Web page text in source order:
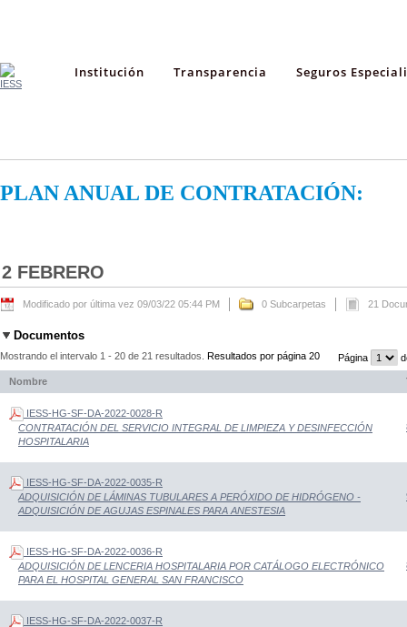
Institución Transparencia Seguros
PLAN ANUAL DE CONTRATACIÓN:
2 FEBRERO
Modificado por última vez 09/03/22 05:44 PM 0 Subcarpetas 21
Documentos
Mostrando el intervalo 1 - 20 de 21 resultados. Resultados por página 20 Página
Nombre
IESS-HG-SF-DA-2022-0028-R
CONTRATACIÓN DEL SERVICIO INTEGRAL DE LIMPIEZA Y DESINFECCIÓN
HOSPITALARIA
IESS-HG-SF-DA-2022-0035-R
ADQUISICIÓN DE LÁMINAS TUBULARES A PERÓXIDO DE HIDRÓGENO -
ADQUISICIÓN DE AGUJAS ESPINALES PARA ANESTESIA
IESS-HG-SF-DA-2022-0036-R
ADQUISICIÓN DE LENCERIA HOSPITALARIA POR CATÁLOGO ELECTRÓNICO
PARA EL HOSPITAL GENERAL SAN FRANCISCO
IESS-HG-SF-DA-2022-0037-R